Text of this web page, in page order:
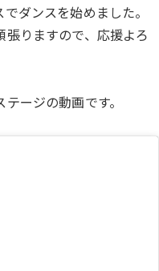
ダンスを始めました。
張りますので、応援よろ
ージの動画です。